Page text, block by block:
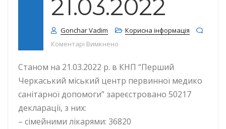
21.03.2022
Gonchar Vadim
Корисна інформація
Коментарі Вимкнено
Станом на 21.03.2022 р. в КНП “Перший
Черкаський міський центр первинної медико
санітарної допомоги” зареєстровано 50217
декларації, з них:
– сімейними лікарями: 36820